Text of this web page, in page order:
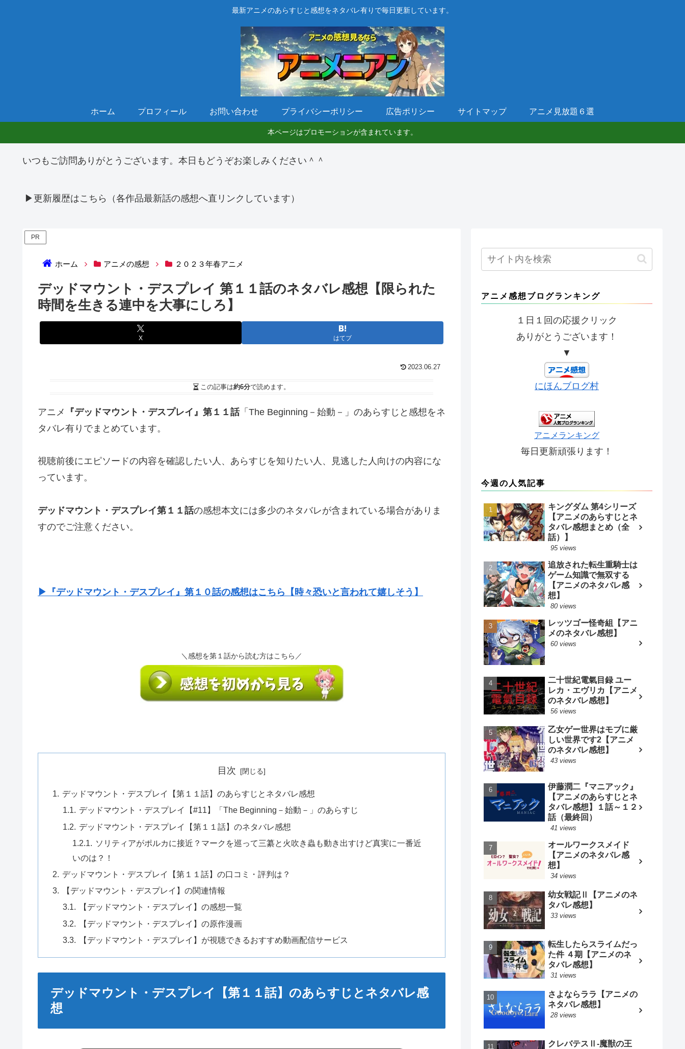
最新アニメのあらすじと感想をネタバレ有りで毎日更新しています。
ホーム プロフィール お問い合わせ プライバシーポリシー 広告ポリシー サイトマップ アニメ見放題６選
本ページはプロモーションが含まれています。
いつもご訪問ありがとうございます。本日もどうぞお楽しみください＾＾
▶更新履歴はこちら（各作品最新話の感想へ直リンクしています）
PR
ホーム アニメの感想 ２０２３年春アニメ
デッドマウント・デスプレイ 第１１話のネタバレ感想【限られた
時間を生きる連中を大事にしろ】
X はてブ
2023.06.27
この記事は約6分で読めます。
アニメ 『デッドマウント・デスプレイ』第１１話「The Beginning－始動－」のあらすじと感想をネ
タバレ有りでまとめています。
視聴前後にエピソードの内容を確認したい人、あらすじを知りたい人、見逃した人向けの内容にな
っています。
デッドマウント・デスプレイ第１１話の感想本文には多少のネタバレが含まれている場合がありま
すのでご注意ください。
▶『デッドマウント・デスプレイ』第１０話の感想はこちら【時々恐いと言われて嬉しそう】
＼感想を第１話から読む方はこちら／
目次
デッドマウント・デスプレイ【第１１話】のあらすじとネタバレ感想
デッドマウント・デスプレイ【#11】「The Beginning－始動－」のあらすじ
デッドマウント・デスプレイ【第１１話】のネタバレ感想
ソリティアがポルカに接近？マークを巡って三纂と火吹き蟲も動き出すけど真実に一番近
いのは？！
デッドマウント・デスプレイ【第１１話】の口コミ・評判は？
【デッドマウント・デスプレイ】の関連情報
【デッドマウント・デスプレイ】の感想一覧
【デッドマウント・デスプレイ】の原作漫画
【デッドマウント・デスプレイ】が視聴できるおすすめ動画配信サービス
デッドマウント・デスプレイ【第１１話】のあらすじとネタバレ感
想
アニメ感想ブログランキング
１日１回の応援クリック
ありがとうございます！
▼
にほんブログ村
アニメランキング
毎日更新頑張ります！
今週の人気記事
キングダム 第4シリーズ
【アニメのあらすじとネ
タバレ感想まとめ（全
話）】
95 views
追放された転生重騎士は
ゲーム知識で無双する
【アニメのネタバレ感
想】
80 views
レッツゴー怪奇組【アニ
メのネタバレ感想】
60 views
二十世紀電氣目録 ユー
レカ・エヴリカ【アニメ
のネタバレ感想】
56 views
乙女ゲー世界はモブに厳
しい世界です2【アニメ
のネタバレ感想】
43 views
伊藤潤二『マニアック』
【アニメのあらすじとネ
タバレ感想】１話～１２
話（最終回）
41 views
オールワークスメイド
【アニメのネタバレ感
想】
34 views
幼女戦記Ⅱ【アニメのネ
タバレ感想】
33 views
転生したらスライムだっ
た件 ４期【アニメのネ
タバレ感想】
31 views
さよならララ【アニメの
ネタバレ感想】
28 views
クレバテスⅡ-魔獣の王